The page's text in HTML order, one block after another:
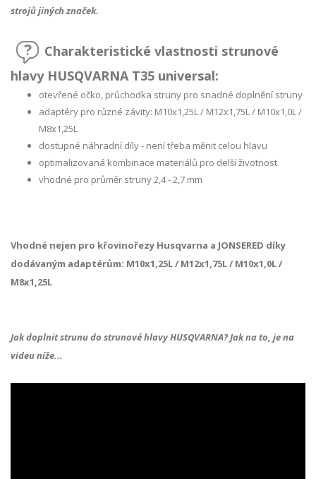
strojů jiných značek.
Charakteristické vlastnosti strunové
hlavy HUSQVARNA T35 universal:
otevřené očko, průchodka struny pro snadné doplnění struny
adaptéry pro různé závity: M10x1,25L / M12x1,75L / M10x1,0L /
M8x1,25L
dostupné náhradní díly - není třeba měnit celou hlavu
optimalizovaná kombinace materiálů pro delší životnost
vhodné pro průměr struny 2,4 - 2,7 mm
Vhodné nejen pro křovinořezy Husqvarna a JONSERED díky
dodávaným adaptérům: M10x1,25L / M12x1,75L / M10x1,0L /
M8x1,25L
Jak doplnit strunu do strunové hlavy HUSQVARNA? Jak na to, je na
videu níže...